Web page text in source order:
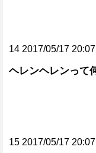
14 2017/05/17
ヘレンヘレンって
15 2017/05/17